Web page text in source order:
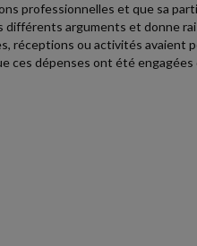
professionnelles et que sa
différents arguments et donne
réceptions ou activités avaient
ces dépenses ont été